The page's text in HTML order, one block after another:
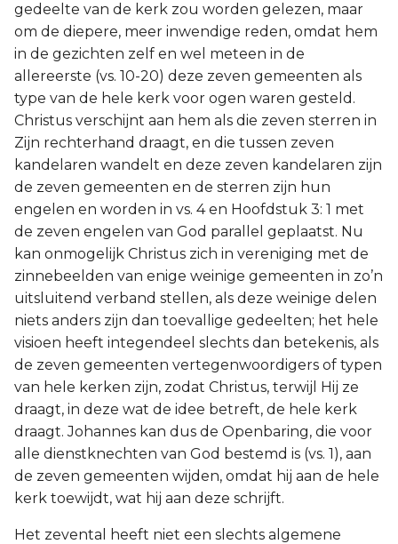
gedeelte van de kerk zou worden gelezen, maar
om de diepere, meer inwendige reden, omdat hem
in de gezichten zelf en wel meteen in de
allereerste (vs. 10-20) deze zeven gemeenten als
type van de hele kerk voor ogen waren gesteld.
Christus verschijnt aan hem als die zeven sterren in
Zijn rechterhand draagt, en die tussen zeven
kandelaren wandelt en deze zeven kandelaren zijn
de zeven gemeenten en de sterren zijn hun
engelen en worden in vs. 4 en Hoofdstuk 3: 1 met
de zeven engelen van God parallel geplaatst. Nu
kan onmogelijk Christus zich in vereniging met de
zinnebeelden van enige weinige gemeenten in zo’n
uitsluitend verband stellen, als deze weinige delen
niets anders zijn dan toevallige gedeelten; het hele
visioen heeft integendeel slechts dan betekenis, als
de zeven gemeenten vertegenwoordigers of typen
van hele kerken zijn, zodat Christus, terwijl Hij ze
draagt, in deze wat de idee betreft, de hele kerk
draagt. Johannes kan dus de Openbaring, die voor
alle dienstknechten van God bestemd is (vs. 1), aan
de zeven gemeenten wijden, omdat hij aan de hele
kerk toewijdt, wat hij aan deze schrijft.
Het zevental heeft niet een slechts algemene